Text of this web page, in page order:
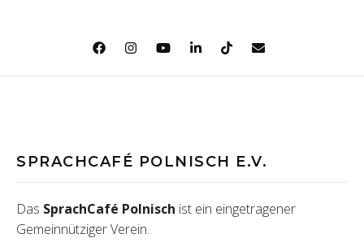
SPRACHCAFÉ POLNISCH E.V.
Das SprachCafé Polnisch ist ein eingetragener
Gemeinnütziger Verein.